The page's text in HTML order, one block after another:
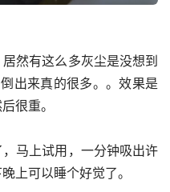
然有这么多灰尘是没想到
出来真的很多。。效果是
很重。
马上试用，一分钟吸出许
上可以睡个好觉了。